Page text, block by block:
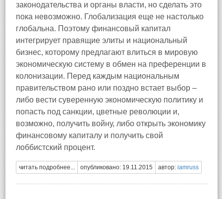
законодательства и органы власти, но сделать это
пока невозможно. Глобализация еще не настолько
глобальна. Поэтому финансовый капитал
интегрирует правящие элиты и национальный
бизнес, которому предлагают влиться в мировую
экономическую систему в обмен на преференции в
колонизации. Перед каждым национальным
правительством рано или поздно встает выбор –
либо вести суверенную экономическую политику и
попасть под санкции, цветные революции и,
возможно, получить войну, либо открыть экономику
финансовому капиталу и получить свой
лоббистский процент.
читать подробнее... опубликовано: 19.11.2015 автор: iamruss